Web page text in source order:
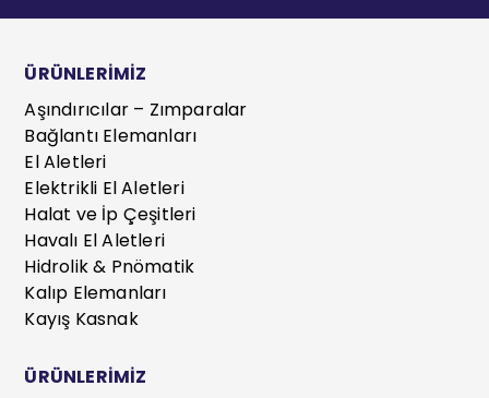
ÜRÜNLERİMİZ
Aşındırıcılar – Zımparalar
Bağlantı Elemanları
El Aletleri
Elektrikli El Aletleri
Halat ve İp Çeşitleri
Havalı El Aletleri
Hidrolik & Pnömatik
Kalıp Elemanları
Kayış Kasnak
ÜRÜNLERİMİZ